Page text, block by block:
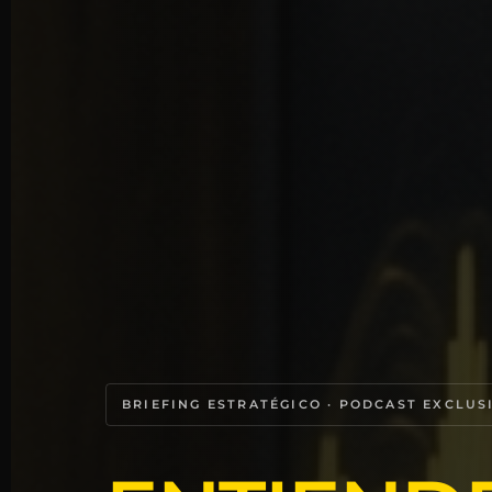
BRIEFING ESTRATÉGICO · PODCAST